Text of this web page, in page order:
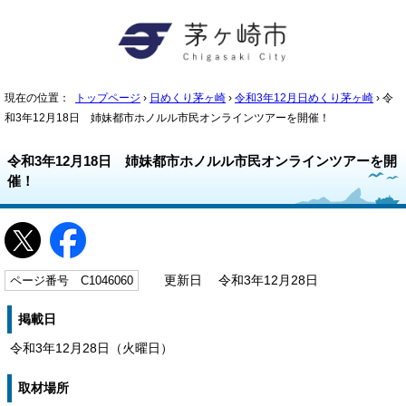
現在の位置： トップページ › 日めくり茅ヶ崎 › 令和3年12月日めくり茅ヶ崎 › 令
和3年12月18日 姉妹都市ホノルル市民オンラインツアーを開催！
令和3年12月18日 姉妹都市ホノルル市民オンラインツアーを開
催！
ページ番号 C1046060 更新日 令和3年12月28日
掲載日
令和3年12月28日（火曜日）
取材場所